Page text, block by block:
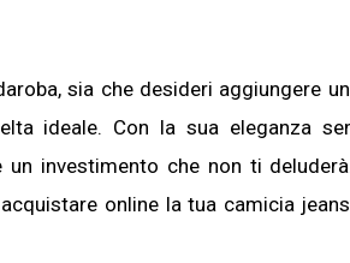
sia che desideri aggiungere
ideale. Con la sua eleganza
investimento che non ti
online la tua camicia